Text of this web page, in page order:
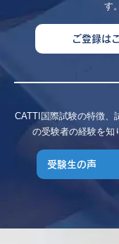
す。
ご登録はこ
CATTI国際試験の特徴、
の受験者の経験を知
受験生の声